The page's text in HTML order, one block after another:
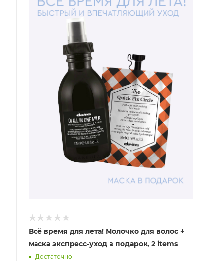
Всё время для лета! Молочко для волос +
маска экспресс-уход в подарок, 2 items
Достаточно